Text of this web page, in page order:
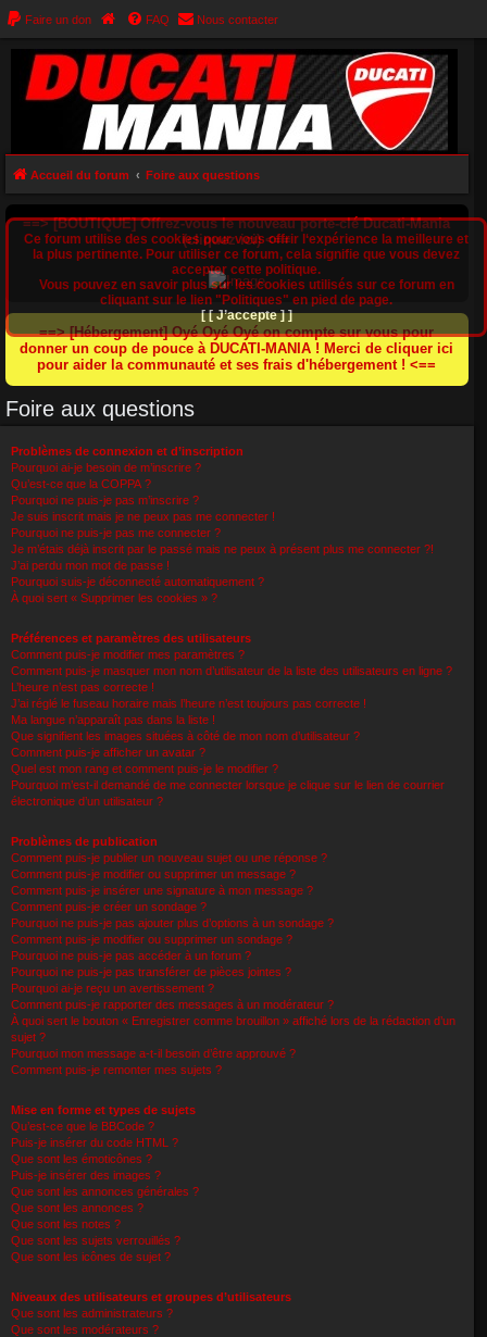
Faire un don FAQ Nous contacter
Accueil du forum Foire aux questions
==> [BOUTIQUE] Offrez-vous le nouveau porte-clé Ducati-Mania
(cliquez ici) <==
==> [Hébergement] Oyé Oyé Oyé on compte sur vous pour
donner un coup de pouce à DUCATI-MANIA ! Merci de cliquer ici
pour aider la communauté et ses frais d'hébergement ! <==
Foire aux questions
Problèmes de connexion et d’inscription
Pourquoi ai-je besoin de m’inscrire ?
Qu’est-ce que la COPPA ?
Pourquoi ne puis-je pas m’inscrire ?
Je suis inscrit mais je ne peux pas me connecter !
Pourquoi ne puis-je pas me connecter ?
Je m’étais déjà inscrit par le passé mais ne peux à présent plus me connecter ?!
J’ai perdu mon mot de passe !
Pourquoi suis-je déconnecté automatiquement ?
À quoi sert « Supprimer les cookies » ?
Préférences et paramètres des utilisateurs
Comment puis-je modifier mes paramètres ?
Comment puis-je masquer mon nom d’utilisateur de la liste des utilisateurs en ligne ?
L’heure n’est pas correcte !
J’ai réglé le fuseau horaire mais l’heure n’est toujours pas correcte !
Ma langue n’apparaît pas dans la liste !
Que signifient les images situées à côté de mon nom d’utilisateur ?
Comment puis-je afficher un avatar ?
Quel est mon rang et comment puis-je le modifier ?
Pourquoi m’est-il demandé de me connecter lorsque je clique sur le lien de courrier
électronique d’un utilisateur ?
Problèmes de publication
Comment puis-je publier un nouveau sujet ou une réponse ?
Comment puis-je modifier ou supprimer un message ?
Comment puis-je insérer une signature à mon message ?
Comment puis-je créer un sondage ?
Pourquoi ne puis-je pas ajouter plus d’options à un sondage ?
Comment puis-je modifier ou supprimer un sondage ?
Pourquoi ne puis-je pas accéder à un forum ?
Pourquoi ne puis-je pas transférer de pièces jointes ?
Pourquoi ai-je reçu un avertissement ?
Comment puis-je rapporter des messages à un modérateur ?
À quoi sert le bouton « Enregistrer comme brouillon » affiché lors de la rédaction d’un
sujet ?
Pourquoi mon message a-t-il besoin d’être approuvé ?
Comment puis-je remonter mes sujets ?
Mise en forme et types de sujets
Qu’est-ce que le BBCode ?
Puis-je insérer du code HTML ?
Que sont les émoticônes ?
Puis-je insérer des images ?
Que sont les annonces générales ?
Que sont les annonces ?
Que sont les notes ?
Que sont les sujets verrouillés ?
Que sont les icônes de sujet ?
Niveaux des utilisateurs et groupes d’utilisateurs
Que sont les administrateurs ?
Que sont les modérateurs ?
Ce forum utilise des cookies pour vous offrir l‘expérience la meilleure et
la plus pertinente. Pour utiliser ce forum, cela signifie que vous devez
accepter cette politique.
Vous pouvez en savoir plus sur les cookies utilisés sur ce forum en
cliquant sur le lien "Politiques" en pied de page.
[ [ J’accepte ] ]